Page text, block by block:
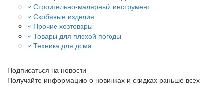
Строительно-малярный инструмент
Скобяные изделия
Прочие хозтовары
Товары для плохой погоды
Техника для дома
Подписаться на новости
Получайте информацию о новинках и скидках раньше всех